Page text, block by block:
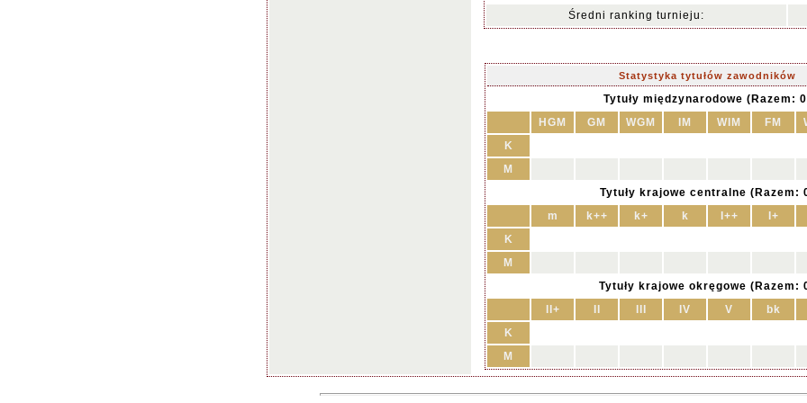
Średni ranking turnieju:
Statystyka tytułów zawodników
Tytuły międzynarodowe (Razem:
HGM
GM WGM IM WIM FM
K
M
Tytuły krajowe centralne (Razem:
m
k++ k+ k I++ I+
K
M
Tytuły krajowe okręgowe (Razem:
II+
IV V
bk
K
M